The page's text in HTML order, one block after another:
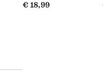
€ 18,99